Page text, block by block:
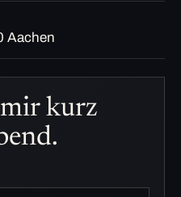
Aachen
kurz